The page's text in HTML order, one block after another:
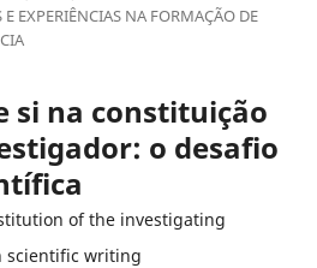
EXPERIÊNCIAS NA FORMAÇÃO DE
si na constituição
o desafio
of the investigating
scientific writing